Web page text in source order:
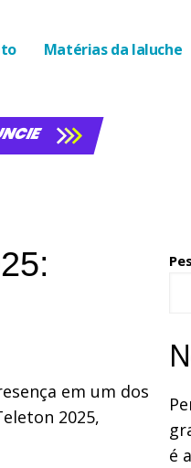
Matérias da laluche
em um dos
2025,
é